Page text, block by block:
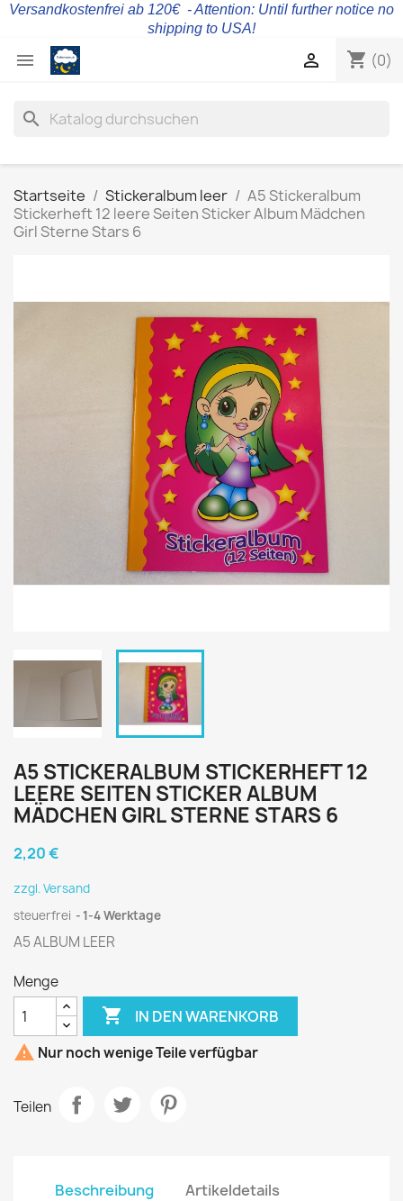
Versandkostenfrei ab 120€ - Attention: Until further notice no
shipping to USA!
 shopping_cart (0)

search
Startseite Stickeralbum leer
A5 Stickeralbum
Stickerheft 12 leere Seiten Sticker Album Mädchen
Girl Sterne Stars 6
A5 STICKERALBUM STICKERHEFT 12
LEERE SEITEN STICKER ALBUM
MÄDCHEN GIRL STERNE STARS 6
2,20 €
zzgl. Versand
steuerfrei
1-4 Werktage
A5 ALBUM LEER
Menge
 IN DEN WARENKORB
 Nur noch wenige Teile verfügbar
Teilen
Beschreibung Artikeldetails